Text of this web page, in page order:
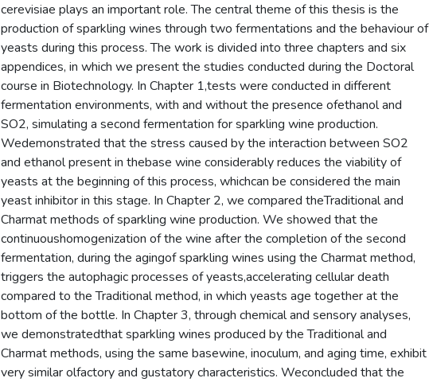
cerevisiae plays an important role. The central theme of this thesis is the
production of sparkling wines through two fermentations and the behaviour of
yeasts during this process. The work is divided into three chapters and six
appendices, in which we present the studies conducted during the Doctoral
course in Biotechnology. In Chapter 1,tests were conducted in different
fermentation environments, with and without the presence ofethanol and
SO2, simulating a second fermentation for sparkling wine production.
Wedemonstrated that the stress caused by the interaction between SO2
and ethanol present in thebase wine considerably reduces the viability of
yeasts at the beginning of this process, whichcan be considered the main
yeast inhibitor in this stage. In Chapter 2, we compared theTraditional and
Charmat methods of sparkling wine production. We showed that the
continuoushomogenization of the wine after the completion of the second
fermentation, during the agingof sparkling wines using the Charmat method,
triggers the autophagic processes of yeasts,accelerating cellular death
compared to the Traditional method, in which yeasts age together at the
bottom of the bottle. In Chapter 3, through chemical and sensory analyses,
we demonstratedthat sparkling wines produced by the Traditional and
Charmat methods, using the same basewine, inoculum, and aging time, exhibit
very similar olfactory and gustatory characteristics. Weconcluded that the